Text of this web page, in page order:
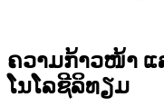
ຄວາມກ້າວໜ້າ ແ
ໂນໂລຊີລິທຽມ